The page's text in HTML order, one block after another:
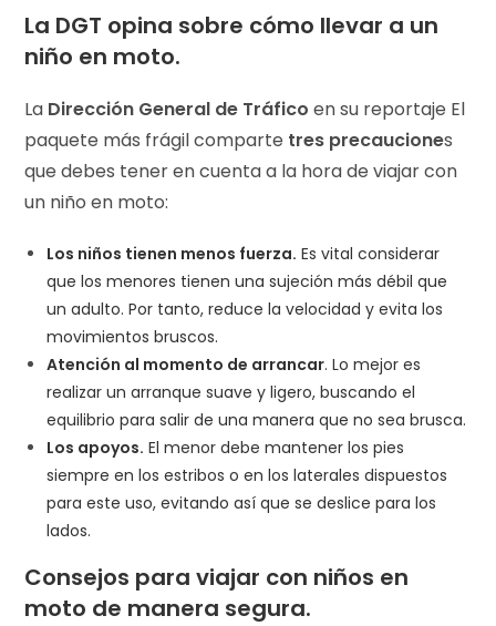
La DGT opina sobre cómo llevar a un
niño en moto.
La Dirección General de Tráficoen su reportaje El
paquete más frágilcomparte tres precauciones
que debes tener en cuenta a la hora de viajar con
un niño en moto:
Los niños tienen menos fuerza. Es vital considerar
que los menores tienen una sujeción más débil que
un adulto. Por tanto, reduce la velocidad y evita los
movimientos bruscos.
Atención al momento de arrancar. Lo mejor es
realizar un arranque suave y ligero, buscando el
equilibrio para salir de una manera que no sea brusca.
Los apoyos. El menor debe mantener los pies
siempre en los estribos o en los laterales dispuestos
para este uso, evitando así que se deslice para los
lados.
Consejos para viajar con niños en
moto de manera segura.